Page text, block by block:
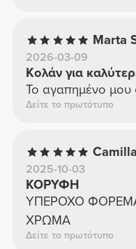
Marta
2026-03-09
Κολάν για
Το αγαπημένο μου
Δείτε το πρωτότυπο
2025-10-03
ΚΟΡΥΦΗ
ΥΠΕΡΟΧΟ
ΧΡΩΜΑ
Δείτε το πρωτότυπο